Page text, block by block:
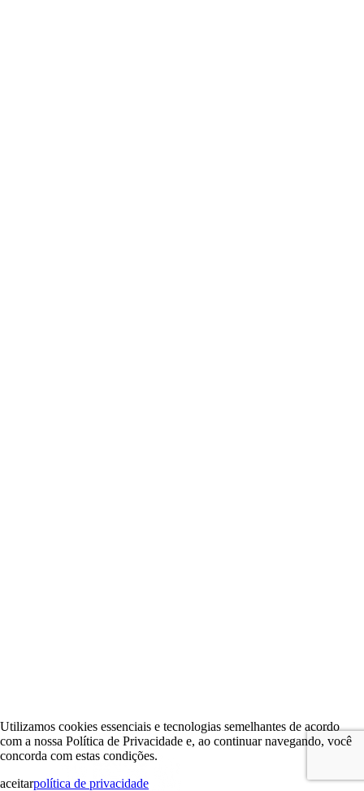
Utilizamos cookies essenciais e tecnologias semelhantes de acordo
com a nossa Política de Privacidade e, ao continuar navegando, você
concorda com estas condições.
aceitarpolítica de privacidade